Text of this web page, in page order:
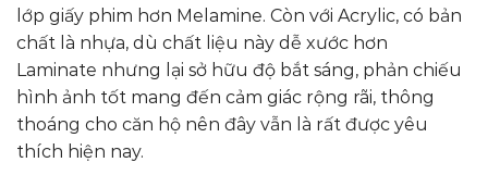
lớp giấy phim hơn Melamine. Còn với Acrylic, có bản
chất là nhựa, dù chất liệu này dễ xước hơn
Laminate nhưng lại sở hữu độ bắt sáng, phản chiếu
hình ảnh tốt mang đến cảm giác rộng rãi, thông
thoáng cho căn hộ nên đây vẫn là rất được yêu
thích hiện nay.